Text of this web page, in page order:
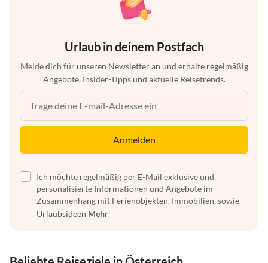
Urlaub in deinem Postfach
Melde dich für unseren Newsletter an und erhalte regelmäßig
Angebote, Insider-Tipps und aktuelle Reisetrends.
Anmelden
Ich möchte regelmäßig per E-Mail exklusive und
personalisierte Informationen und Angebote im
Zusammenhang mit Ferienobjekten, Immobilien, sowie
Urlaubsideen Mehr